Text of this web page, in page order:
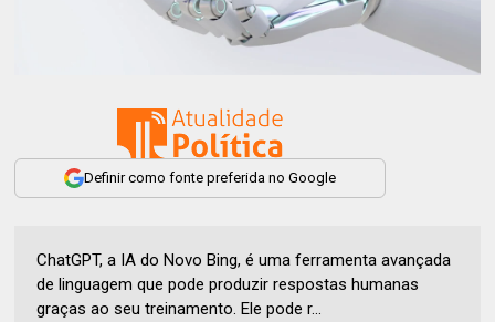
Definir como fonte preferida no Google
ChatGPT, a IA do Novo Bing, é uma ferramenta avançada
de linguagem que pode produzir respostas humanas
graças ao seu treinamento. Ele pode r...